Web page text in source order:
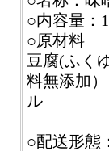
○内容量：
○原材料
豆腐(ふく
料無添加
ル
○配送形態